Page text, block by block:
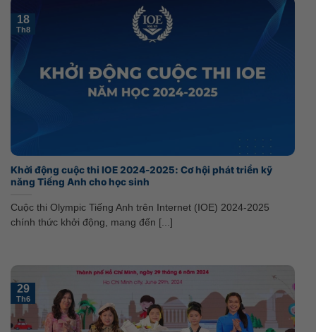
Khởi động cuộc thi IOE 2024-2025: Cơ hội phát triển kỹ
năng Tiếng Anh cho học sinh
Cuộc thi Olympic Tiếng Anh trên Internet (IOE) 2024-2025
chính thức khởi động, mang đến [...]
18
Th8
29
Th6